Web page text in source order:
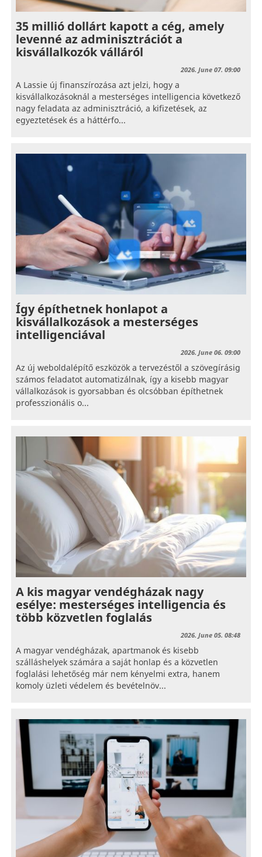
35 millió dollárt kapott a cég, amely
levenné az adminisztrációt a
kisvállalkozók válláról
2026. June 07. 09:00
A Lassie új finanszírozása azt jelzi, hogy a
kisvállalkozásoknál a mesterséges intelligencia következő
nagy feladata az adminisztráció, a kifizetések, az
egyeztetések és a háttérfo...
Így építhetnek honlapot a
kisvállalkozások a mesterséges
intelligenciával
2026. June 06. 09:00
Az új weboldalépítő eszközök a tervezéstől a szövegírásig
számos feladatot automatizálnak, így a kisebb magyar
vállalkozások is gyorsabban és olcsóbban építhetnek
professzionális o...
A kis magyar vendégházak nagy
esélye: mesterséges intelligencia és
több közvetlen foglalás
2026. June 05. 08:48
A magyar vendégházak, apartmanok és kisebb
szálláshelyek számára a saját honlap és a közvetlen
foglalási lehetőség már nem kényelmi extra, hanem
komoly üzleti védelem és bevételnöv...